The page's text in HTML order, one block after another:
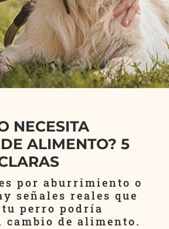
NECESITA
ALIMENTO? 5
por aburrimiento o
señales reales que
perro podría
cambio de alimento.